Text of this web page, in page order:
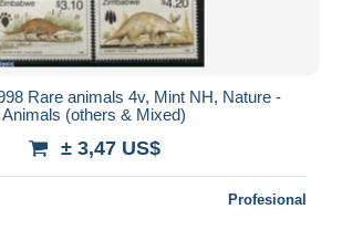
Rare animals 4v, Mint NH, Nature -
Animals (others & Mixed)
± 3,47 US$
Profesional